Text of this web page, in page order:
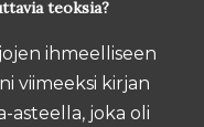
teoksia?
ihmeelliseen
viimeeksi kirjan
asteella, joka oli